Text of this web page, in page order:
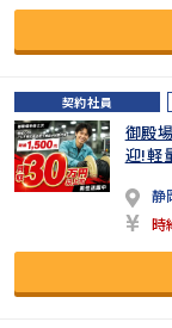
契約社員
御殿
迎!軽
静
時